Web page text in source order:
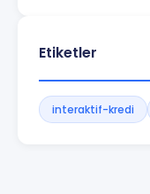
Etiketler
interaktif-kredi